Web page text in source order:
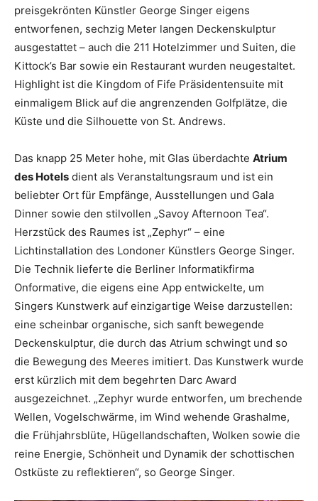
preisgekrönten Künstler George Singer eigens
entworfenen, sechzig Meter langen Deckenskulptur
ausgestattet – auch die 211 Hotelzimmer und Suiten, die
Kittock’s Bar sowie ein Restaurant wurden neugestaltet.
Highlight ist die Kingdom of Fife Präsidentensuite mit
einmaligem Blick auf die angrenzenden Golfplätze, die
Küste und die Silhouette von St. Andrews.
Das knapp 25 Meter hohe, mit Glas überdachte Atrium
des Hotels dient als Veranstaltungsraum und ist ein
beliebter Ort für Empfänge, Ausstellungen und Gala
Dinner sowie den stilvollen „Savoy Afternoon Tea“.
Herzstück des Raumes ist „Zephyr“ – eine
Lichtinstallation des Londoner Künstlers George Singer.
Die Technik lieferte die Berliner Informatikfirma
Onformative, die eigens eine App entwickelte, um
Singers Kunstwerk auf einzigartige Weise darzustellen:
eine scheinbar organische, sich sanft bewegende
Deckenskulptur, die durch das Atrium schwingt und so
die Bewegung des Meeres imitiert. Das Kunstwerk wurde
erst kürzlich mit dem begehrten Darc Award
ausgezeichnet. „Zephyr wurde entworfen, um brechende
Wellen, Vogelschwärme, im Wind wehende Grashalme,
die Frühjahrsblüte, Hügellandschaften, Wolken sowie die
reine Energie, Schönheit und Dynamik der schottischen
Ostküste zu reflektieren“, so George Singer.